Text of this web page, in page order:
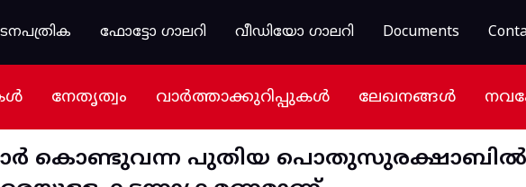
ഫോട്ടോ ഗാലറി വീഡിയോ ഗാലറി Documents
നേതൃത്വം വാർത്താക്കുറിപ്പുകൾ ലേഖനങ്ങൾ
കൊണ്ടുവന്ന പുതിയ പൊതുസുരക്ഷാബിൽ